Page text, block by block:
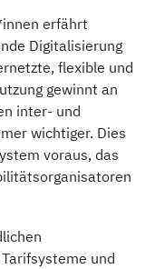
erfährt
Digitalisierung
flexible und
gewinnt an
inter- und
wichtiger. Dies
voraus, das
und